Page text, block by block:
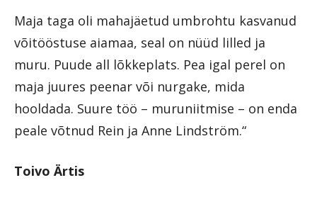
Maja taga oli mahajäetud umbrohtu kasvanud
võitööstuse aiamaa, seal on nüüd lilled ja
muru. Puude all lõkkeplats. Pea igal perel on
maja juures peenar või nurgake, mida
hooldada. Suure töö – muruniitmise – on enda
peale võtnud Rein ja Anne Lindström.“
Toivo Ärtis